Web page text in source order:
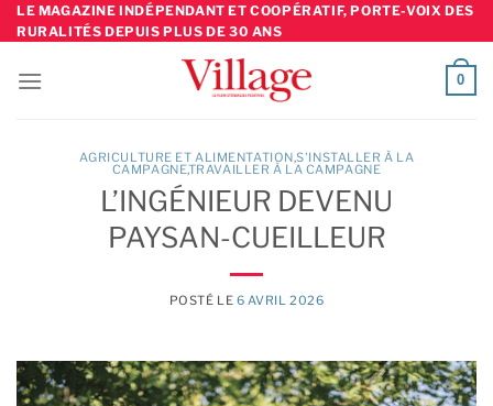
Skip
to
LE MAGAZINE INDÉPENDANT ET COOPÉRATIF, PORTE-VOIX DES
RURALITÉS DEPUIS PLUS DE 30 ANS
0
AGRICULTURE ET ALIMENTATION,S'INSTALLER À LA
CAMPAGNETRAVAILLER À LA CAMPAGNE
L’INGÉNIEUR DEVENU
PAYSAN-CUEILLEUR
POSTÉ LE 6 AVRIL 2026